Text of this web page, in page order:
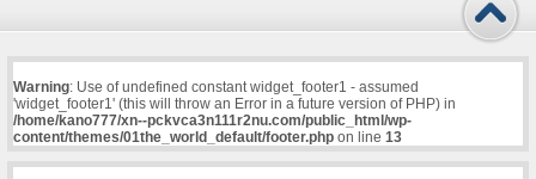
Warning: Use of undefined constant widget_footer1 - assumed
'widget_footer1' (this will throw an Error in a future version of PHP) in
/home/kano777/xn--pckvca3n111r2nu.com/public_html/wp-
content/themes/01the_world_default/footer.phpon line 13